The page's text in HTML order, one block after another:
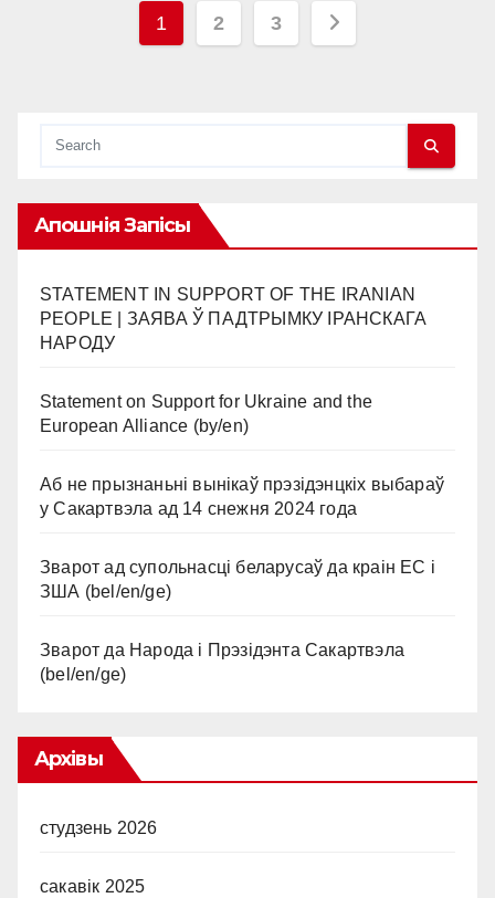
Posts
1 2 3
Апошнія Запісы
STATEMENT IN SUPPORT OF THE IRANIAN
PEOPLE | ЗАЯВА Ў ПАДТРЫМКУ ІРАНСКАГА
НАРОДУ
Statement on Support for Ukraine and the
European Alliance (by/en)
Аб не прызнаньні вынікаў прэзідэнцкіх выбараў
у Сакартвэла ад 14 снежня 2024 года
Зварот ад супольнасці беларусаў да краін ЕС і
ЗША (bel/en/ge)
Зварот да Народа і Прэзідэнта Сакартвэла
(bel/en/ge)
Архівы
студзень 2026
сакавік 2025